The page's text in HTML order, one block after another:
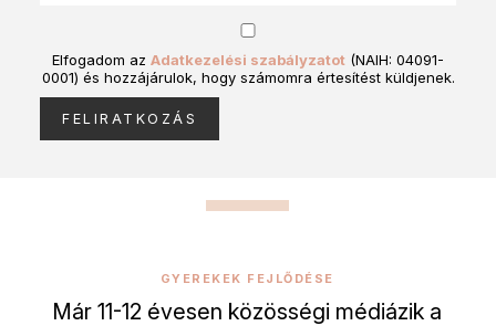
Elfogadom az Adatkezelési szabályzatot (NAIH: 04091-
0001) és hozzájárulok, hogy számomra értesítést küldjenek.
GYEREKEK FEJLŐDÉSE
Már 11-12 évesen közösségi médiázik a